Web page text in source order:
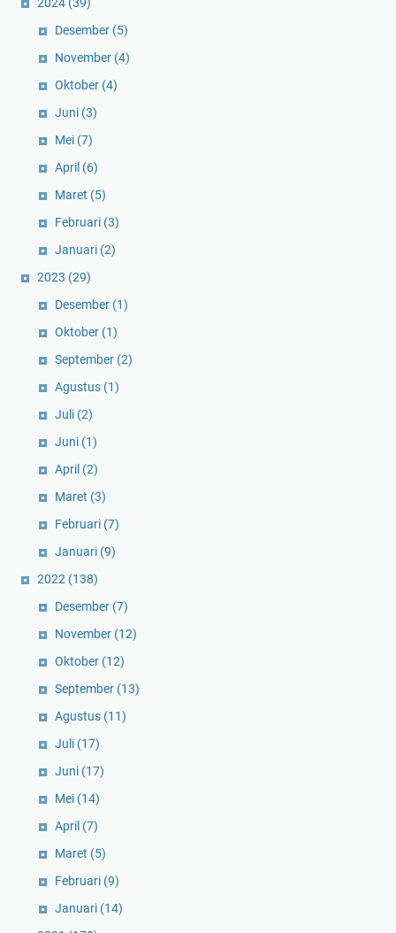
Desember (5)
November (4)
Oktober (4)
Juni (3)
Mei (7)
April (6)
Maret (5)
Februari (3)
Januari (2)
2023 (29)
Desember (1)
Oktober (1)
September (2)
Agustus (1)
Juli (2)
Juni (1)
April (2)
Maret (3)
Februari (7)
Januari (9)
2022 (138)
Desember (7)
November (12)
Oktober (12)
September (13)
Agustus (11)
Juli (17)
Juni (17)
Mei (14)
April (7)
Maret (5)
Februari (9)
Januari (14)